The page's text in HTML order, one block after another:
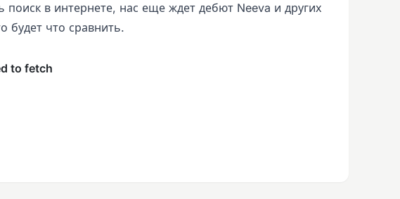
поиск в интернете, нас еще ждет дебют Neeva и других
будет что сравнить.